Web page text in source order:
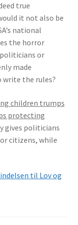
true
it not also be
national
the horror
or
made
write the rules?
children trumps
protecting
gives politicians
citizens, while
til Lov og